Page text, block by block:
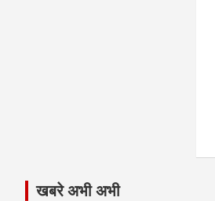
खबरे अभी अभी